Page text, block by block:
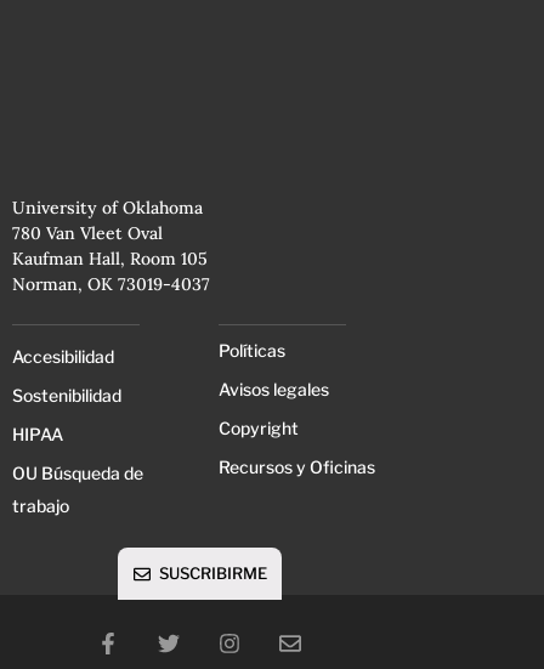
University of Oklahoma
780 Van Vleet Oval
Kaufman Hall, Room 105
Norman, OK 73019-4037
Accesibilidad
Sostenibilidad
HIPAA
OU Búsqueda de
trabajo
Políticas
Avisos legales
Copyright
Recursos y Oficinas
SUSCRIBIRME